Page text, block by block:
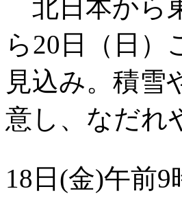
北日本から
ら20日（日
見込み。積雪
意し、なだれ
18日(金)午前